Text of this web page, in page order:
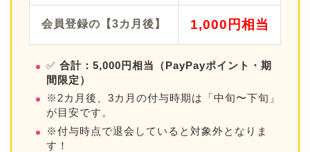
会員登録の【3カ月後】 1,000円相当
✅ 合計：5,000円相当（PayPayポイント・期
間限定）
※2カ月後、3カ月の付与時期は「中旬〜下旬」
が目安です。
※付与時点で退会していると対象外となりま
す！